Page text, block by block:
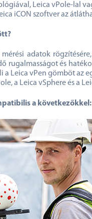
Leica vPole-lal
iCON szoftver az
adatok
rugalmasságot és
a Leica vPen gömböt
a Leica vSphere és a
a következőkkel: